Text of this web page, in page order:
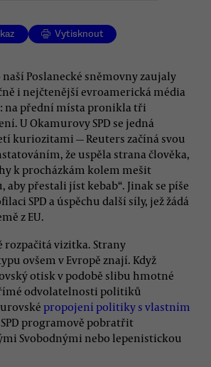
Vytisknout
naší Poslanecké sněmovny zaujaly
i nejčtenější evroamerická média
na přední místa pronikla tři
U Okamurovy SPD se jedná
kuriozitami — Reuters začíná svou
že uspěla strana člověka,
k procházkám kolem mešit
aby přestali jíst kebab“. Jinak se píše
SPD a úspěchu další síly, jež žádá
z EU.
rozpačitá vizitka. Strany
ovšem v Evropě znají. Když
otisk v podobě slibu hmotné
odvolatelnosti politiků
propojení politiky s vlastním
SPD programově pobratřit
Svobodnými nebo lepenistickou